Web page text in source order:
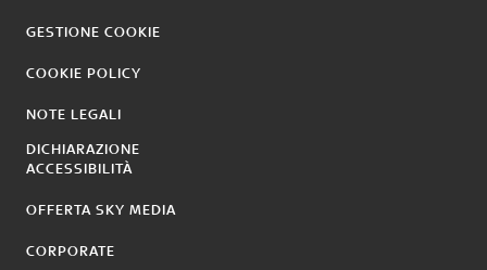
GESTIONE COOKIE
COOKIE POLICY
NOTE LEGALI
DICHIARAZIONE
ACCESSIBILITÀ
OFFERTA SKY MEDIA
CORPORATE